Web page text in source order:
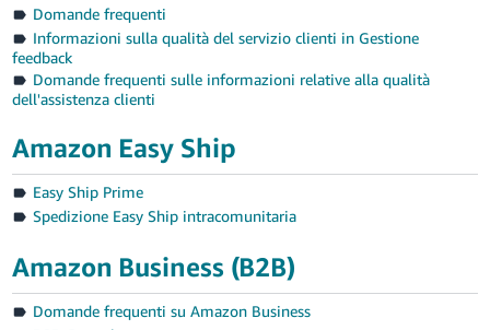
Domande frequenti
Informazioni sulla qualità del servizio clienti in Gestione
feedback
Domande frequenti sulle informazioni relative alla qualità
dell'assistenza clienti
Amazon Easy Ship
Easy Ship Prime
Spedizione Easy Ship intracomunitaria
Amazon Business (B2B)
Domande frequenti su Amazon Business